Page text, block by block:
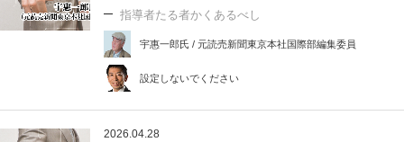
指導者たる者かくあるべし
宇惠一郎氏 / 元読売新聞東京本社国際部編集委員
設定しないでください
2026.04.28